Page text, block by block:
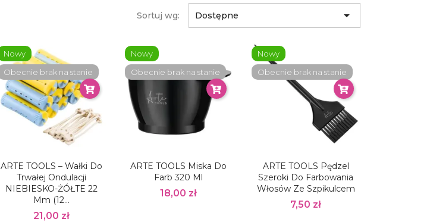
Sortuj wg: Dostępne 
ARTE TOOLS – Wałki Do
Trwałej Ondulacji
NIEBIESKO-ŻÓŁTE 22
Mm (12...
21,00 zł
Nowy
Obecnie brak na stanie
ARTE TOOLS Miska Do
Farb 320 Ml
18,00 zł
Nowy
Obecnie brak na stanie
ARTE TOOLS Pędzel
Szeroki Do Farbowania
Włosów Ze Szpikulcem
7,50 zł
Nowy
Obecnie brak na stanie